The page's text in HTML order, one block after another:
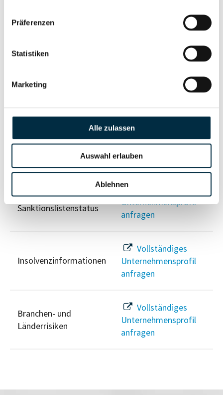
Präferenzen
Statistiken
Marketing
Alle zulassen
Auswahl erlauben
Ablehnen
Vollständiges
Wirtschaftlich
Vollständiges
Unternehmensprofil
Risikoinformationen
PEP- und
Sanktionslistenstatus
Unternehmensprofil
anfragen
Insolvenzinformationen
Vollständiges
Unternehmensprofil
anfragen
Branchen- und
Länderrisiken
Vollständiges
Unternehmensprofil
anfragen